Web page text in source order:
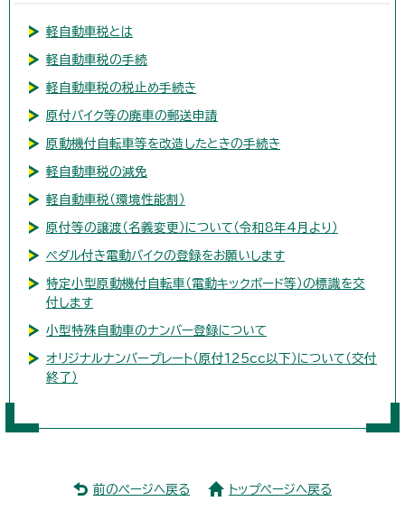
軽自動車税とは
軽自動車税の手続
軽自動車税の税止め手続き
原付バイク等の廃車の郵送申請
原動機付自転車等を改造したときの手続き
軽自動車税の減免
軽自動車税（環境性能割）
原付等の譲渡（名義変更）について（令和8年4月より）
ペダル付き電動バイクの登録をお願いします
特定小型原動機付自転車（電動キックボード等）の標識を交
付します
小型特殊自動車のナンバー登録について
オリジナルナンバープレート（原付125cc以下）について（交付
終了）
前のページへ戻る トップページへ戻る